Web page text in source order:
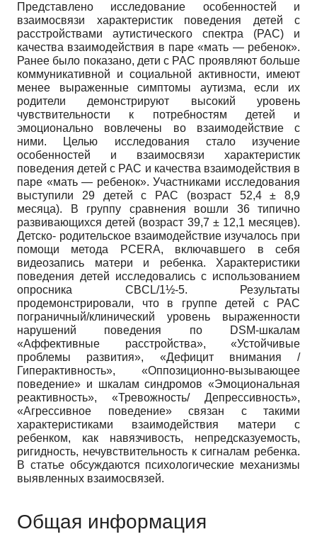
Представлено исследование особенностей и
взаимосвязи характеристик поведения детей с
расстройствами аутистического спектра (РАС) и
качества взаимодействия в паре «мать — ребенок».
Ранее было показано, дети с РАС проявляют больше
коммуникативной и социальной активности, имеют
менее выраженные симптомы аутизма, если их
родители демонстрируют высокий уровень
чувствительности к потребностям детей и
эмоционально вовлечены во взаимодействие с
ними. Целью исследования стало изучение
особенностей и взаимосвязи характеристик
поведения детей с РАС и качества взаимодействия в
паре «мать — ребенок». Участниками исследования
выступили 29 детей с РАС (возраст 52,4 ± 8,9
месяца). В группу сравнения вошли 36 типично
развивающихся детей (возраст 39,7 ± 12,1 месяцев).
Детско- родительское взаимодействие изучалось при
помощи метода PCERA, включавшего в себя
видеозапись матери и ребенка. Характеристики
поведения детей исследовались с использованием
опросника CBCL/1½-5. Результаты
продемонстрировали, что в группе детей с РАС
пограничный/клинический уровень выраженности
нарушений поведения по DSM-шкалам
«Аффективные расстройства», «Устойчивые
проблемы развития», «Дефицит внимания /
Гиперактивность», «Оппозиционно-вызывающее
поведение» и шкалам синдромов «Эмоциональная
реактивность», «Тревожность/ Депрессивность»,
«Агрессивное поведение» связан с такими
характеристиками взаимодействия матери с
ребенком, как навязчивость, непредсказуемость,
ригидность, нечувствительность к сигналам ребенка.
В статье обсуждаются психологические механизмы
выявленных взаимосвязей.
Общая информация